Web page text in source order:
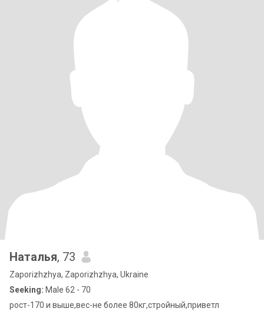
Наталья, 73
Zaporizhzhya, Zaporizhzhya, Ukraine
Seeking: Male 62 - 70
рост-170 и выше,вес-не более 80кг,стройный,приветл